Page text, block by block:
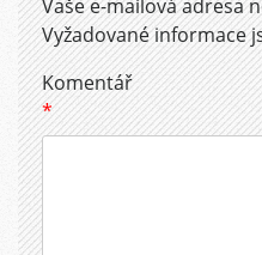
Vaše e-mailová adresa
Vyžadované informace
Komentář
*